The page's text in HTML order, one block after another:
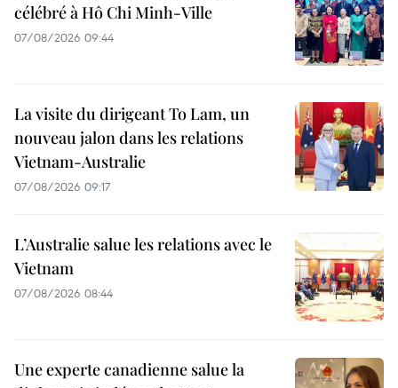
célébré à Hô Chi Minh-Ville
07/08/2026 09:44
La visite du dirigeant To Lam, un
nouveau jalon dans les relations
Vietnam-Australie
07/08/2026 09:17
L’Australie salue les relations avec le
Vietnam
07/08/2026 08:44
Une experte canadienne salue la